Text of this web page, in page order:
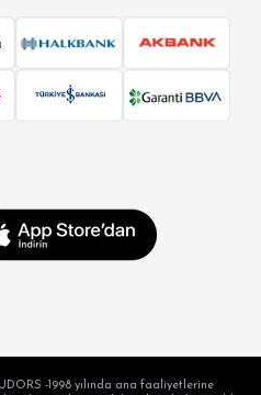
-1998 yılında ana faaliyetlerine